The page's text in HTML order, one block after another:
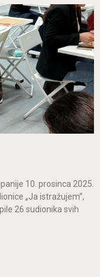
10. prosinca 2025.
„Ja istražujem”,
26 sudionika svih